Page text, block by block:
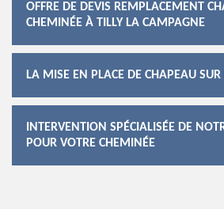
OFFRE DE DEVIS REMPLACEMENT
CHEMINÉE À TILLY LA CAMPAGNE
LA MISE EN PLACE DE CHAPEAU
INTERVENTION SPÉCIALISÉE DE
POUR VOTRE CHEMINÉE